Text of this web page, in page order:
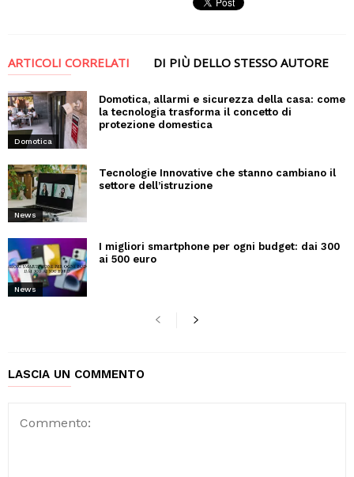
ARTICOLI CORRELATI DI PIÙ DELLO STESSO AUTORE
Domotica
Domotica, allarmi e sicurezza della casa: come
la tecnologia trasforma il concetto di
protezione domestica
News
Tecnologie Innovative che stanno cambiano il
settore dell’istruzione
News
I migliori smartphone per ogni budget: dai 300
ai 500 euro
LASCIA UN COMMENTO